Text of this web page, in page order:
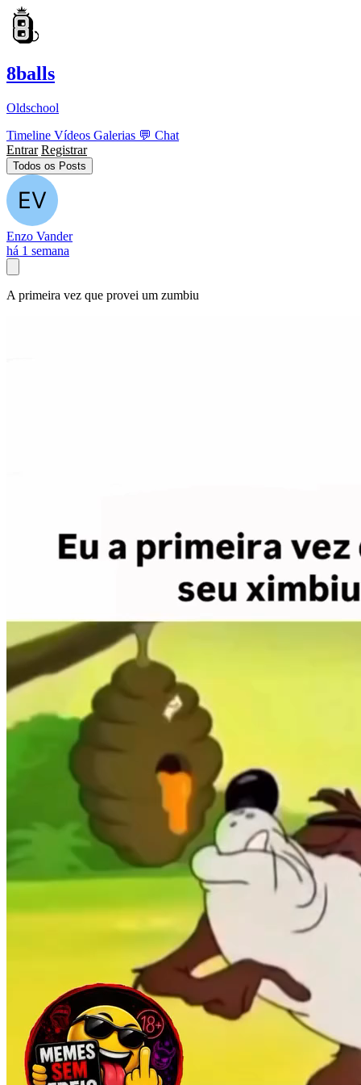
8balls
Oldschool
Timeline Vídeos Galerias 💬 Chat
Entrar Registrar
Todos os Posts
Enzo Vander
há 1 semana
A primeira vez que provei um zumbiu